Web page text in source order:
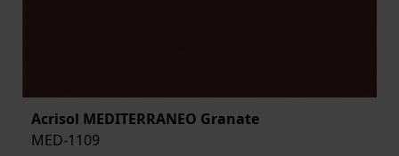
Acrisol MEDITERRANEO Granate
MED-1109